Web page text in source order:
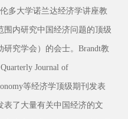
多大学诺兰达经济学讲座教
内研究中国经济问题的顶级
究学会）的会士。Brandt教
Journal of
等经济学顶级期刊发表
表了大量有关中国经济的文